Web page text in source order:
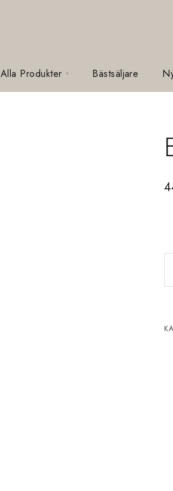
Alla Produkter Bästsäljare